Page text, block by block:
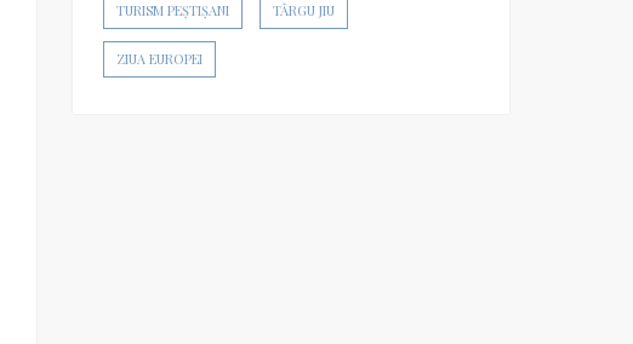
TURISM PEȘTIȘANI TÂRGU JIU
ZIUA EUROPEI